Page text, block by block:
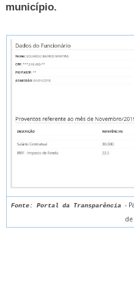
município.
Fonte: Portal da Transparência-
de